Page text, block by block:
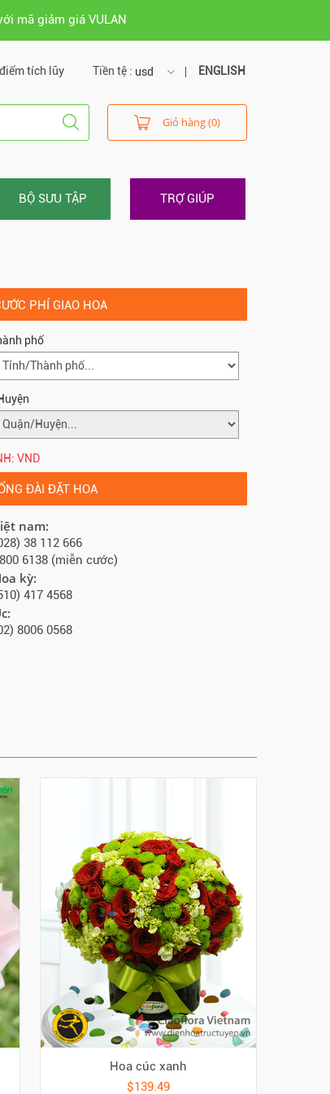
mã giảm giá VULAN
Tiền tệ : usd
usd
vnd
ENGLISH
tích lũy
Giỏ hàng (0)
BỘ SƯU TẬP TRỢ GIÚP
PHÍ GIAO HOA
phố
VND
ĐÀI ĐẶT HOA
nam:
38 112 666
6138 (miễn cước)
kỳ:
417 4568
8006 0568
Hoa cúc xanh
$139.49